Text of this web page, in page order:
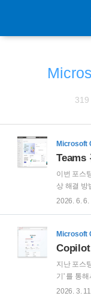
319
Microsoft
이번 포스
상 해결 방
관리 센터
치하는 방
다.
어를 실행
2026. 6. 6.
Microsoft
지난 포스
기' 를 통
Microsoft
2026. 3.